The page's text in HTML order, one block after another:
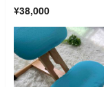
¥38,000